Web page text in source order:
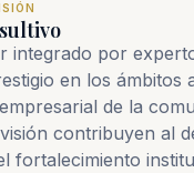
integrado por
en los ámbitos
de la
contribuyen al
fortalecimiento